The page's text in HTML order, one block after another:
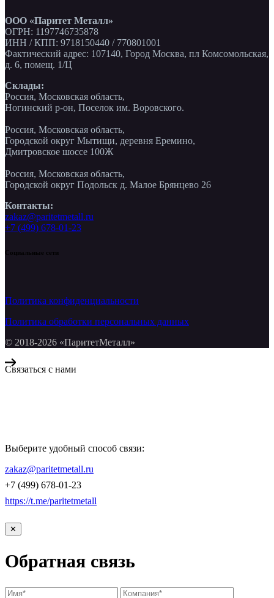
ООО «Паритет Металл»
ОГРН: 1197746735878
ИНН / КПП: 9718150440 / 770801001
Фактический адрес: 107140, Город Москва, пл Комсомольская,
д. 6, помещ. 1/Ц
Склады:
Россия, Московская область,
Ногинский р-он, Поселок им. Воровского.
Россия, Московская область,
Городской округ Мытищи, деревня Еремино,
Дмитровское шоссе 100Ж
Россия, Московская область,
Городской округ Подольск д. Малое Брянцево 26
Контакты:
zakaz@paritetmetall.ru
+7 (499) 678-01-23
Социальные сети
Политика конфиденциальности
Политика обработки персональных данных
© 2018-2026 «ПаритетМеталл»
Связаться с нами
Выберите удобный способ связи:
zakaz@paritetmetall.ru
+7 (499) 678-01-23
https://t.me/paritetmetall
✕
Обратная связь